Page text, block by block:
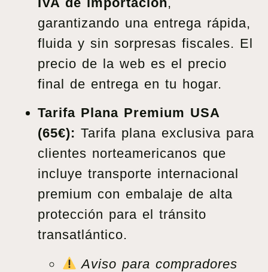
garantizando una entrega rápida,
fluida y sin sorpresas fiscales. El
precio de la web es el precio
final de entrega en tu hogar.
Tarifa Plana Premium USA
(65€): Tarifa plana exclusiva para
clientes norteamericanos que
incluye transporte internacional
premium con embalaje de alta
protección para el tránsito
transatlántico.
Aviso para compradores